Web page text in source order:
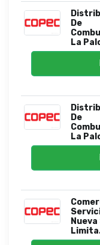
De
La
De
La
Nueva